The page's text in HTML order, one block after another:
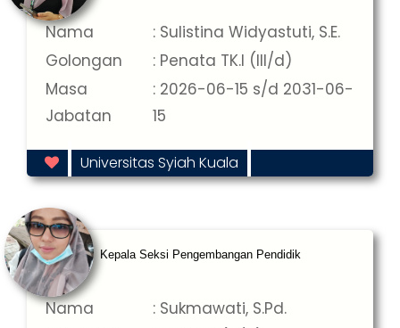
Nama
: Sulistina Widyastuti, S.E.
Golongan
: Penata TK.I (III/d)
Masa
Jabatan
: 2026-06-15 s/d 2031-06-
15
Universitas Syiah Kuala
Kepala Seksi Pengembangan Pendidik
Nama
: Sukmawati, S.Pd.